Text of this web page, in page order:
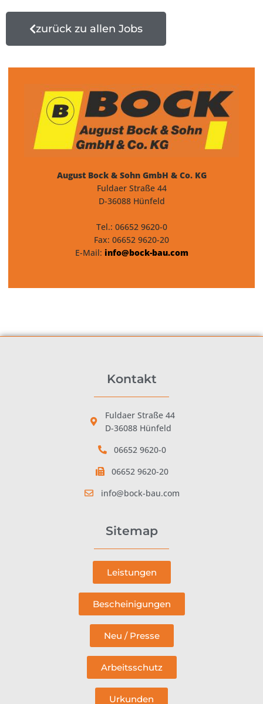
zurück zu allen Jobs
August Bock & Sohn GmbH & Co. KG
Fuldaer Straße 44
D-36088 Hünfeld
Tel.: 06652 9620-0
Fax: 06652 9620-20
E-Mail: info@bock-bau.com
Kontakt
Fuldaer Straße 44
D-36088 Hünfeld
06652 9620-0
06652 9620-20
info@bock-bau.com
Sitemap
Leistungen
Bescheinigungen
Neu / Presse
Arbeitsschutz
Urkunden